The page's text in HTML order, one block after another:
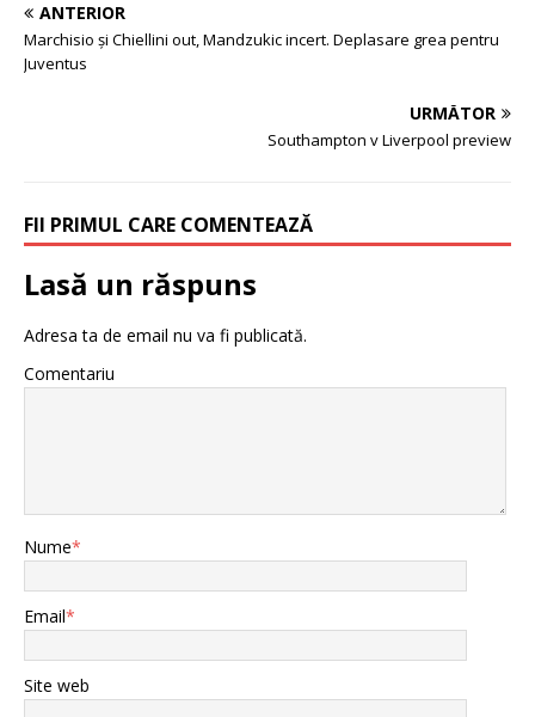
ANTERIOR
Marchisio și Chiellini out, Mandzukic incert. Deplasare grea pentru
Juventus
URMĂTOR
Southampton v Liverpool preview
FII PRIMUL CARE COMENTEAZĂ
Lasă un răspuns
Adresa ta de email nu va fi publicată.
Comentariu
Nume*
Email*
Site web